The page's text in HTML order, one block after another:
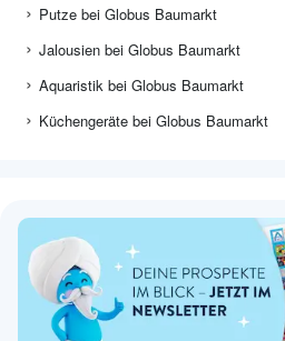
Putze bei Globus Baumarkt
Jalousien bei Globus Baumarkt
Aquaristik bei Globus Baumarkt
Küchengeräte bei Globus Baumarkt